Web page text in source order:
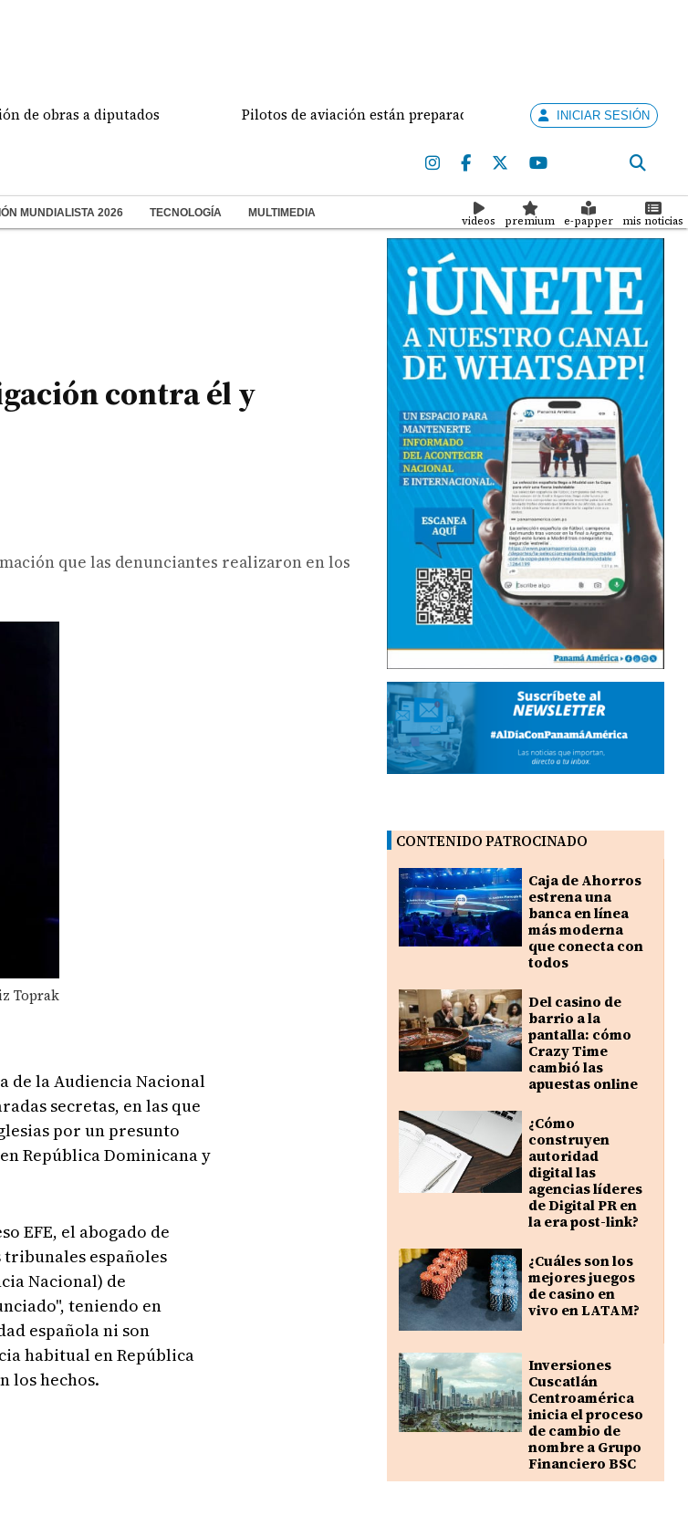
a diputados Pilotos de aviación están preparados para ejercer la docenciaINICIAR SESIÓN
MUNDIALISTA 2026 TECNOLOGÍA MULTIMEDIA
videos premium e-papper mis noticias
contra él y
que las denunciantes realizaron en los
Toprak
de la Audiencia Nacional
secretas, en las que
por un presunto
República Dominicana y
EFE, el abogado de
tribunales españoles
Nacional) de
teniendo en
española ni son
habitual en República
los hechos.
CONTENIDO PATROCINADO
Caja de Ahorros
estrena una
banca en línea
más moderna
que conecta con
todos
Del casino de
barrio a la
pantalla: cómo
Crazy Time
cambió las
apuestas online
¿Cómo
construyen
autoridad
digital las
agencias líderes
de Digital PR en
la era post-link?
¿Cuáles son los
mejores juegos
de casino en
vivo en LATAM?
Inversiones
Cuscatlán
Centroamérica
inicia el proceso
de cambio de
nombre a Grupo
Financiero BSC